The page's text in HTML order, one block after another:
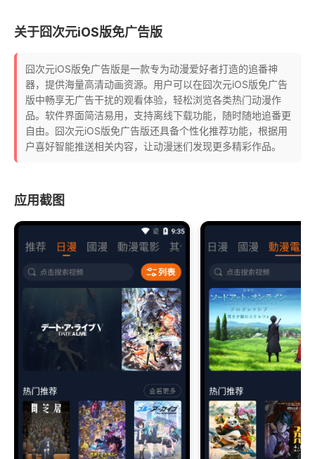
关于囧次元iOS版免广告版
囧次元iOS版免广告版是一款专为动漫爱好者打造的追番神
器，提供海量高清动画资源。用户可以在囧次元iOS版免广告
版中畅享无广告干扰的观看体验，轻松浏览各类热门动漫作
品。软件界面简洁易用，支持离线下载功能，随时随地追番更
自由。囧次元iOS版免广告版还具备个性化推荐功能，根据用
户喜好智能推送相关内容，让动漫迷们发现更多精彩作品。
应用截图